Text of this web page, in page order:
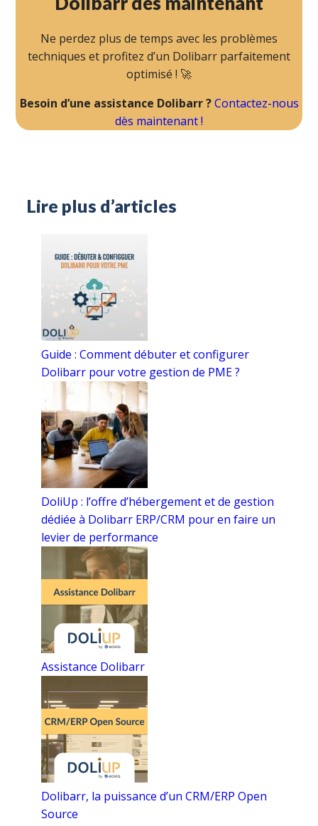
Ne perdez plus de temps avec les problèmes
techniques et profitez d’un Dolibarr parfaitement
optimisé ! 🚀
Besoin d’une assistance Dolibarr ? Contactez-nous
dès maintenant !
Lire plus d’articles
Guide : Comment débuter et configurer
Dolibarr pour votre gestion de PME ?
DoliUp : l’offre d’hébergement et de gestion
dédiée à Dolibarr ERP/CRM pour en faire un
levier de performance
Assistance Dolibarr
Dolibarr, la puissance d’un CRM/ERP Open
Source